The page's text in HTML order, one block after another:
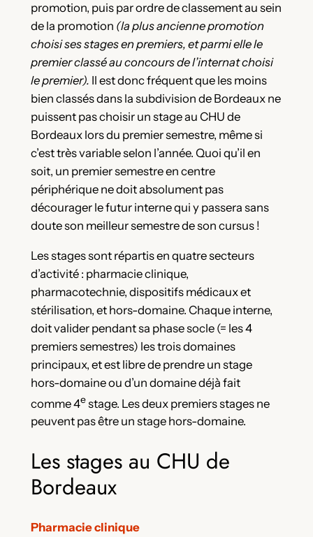
promotion, puis par ordre de classement au sein
de la promotion (la plus ancienne promotion
choisi ses stages en premiers, et parmi elle le
premier classé au concours de l’internat choisi
le premier). Il est donc fréquent que les moins
bien classés dans la subdivision de Bordeaux ne
puissent pas choisir un stage au CHU de
Bordeaux lors du premier semestre, même si
c’est très variable selon l’année. Quoi qu’il en
soit, un premier semestre en centre
périphérique ne doit absolument pas
décourager le futur interne qui y passera sans
doute son meilleur semestre de son cursus !
Les stages sont répartis en quatre secteurs
d’activité : pharmacie clinique,
pharmacotechnie, dispositifs médicaux et
stérilisation, et hors-domaine. Chaque interne,
doit valider pendant sa phase socle (= les 4
premiers semestres) les trois domaines
principaux, et est libre de prendre un stage
hors-domaine ou d’un domaine déjà fait
comme 4estage. Les deux premiers stages ne
peuvent pas être un stage hors-domaine.
Les stages au CHU de
Bordeaux
Pharmacie clinique